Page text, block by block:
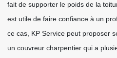
fait de supporter le poids de la
est utile de faire confiance à un
ce cas, KP Service peut proposer
un couvreur charpentier qui a